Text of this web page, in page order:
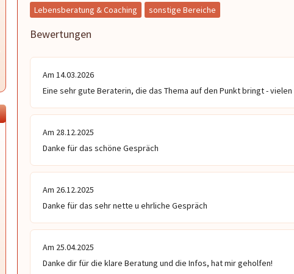
wenn es brennt … ich hoffe die
schwere Zeit ist nun bald vorbei …
ich bleibe im Vertrauen drück dich
schnelle Antwort.👍 Du hast mir
damit sehr geholfen! Die Situation
Lebensberatung & Coaching sonstige Bereiche
Bewertungen
Am 14.03.2026
Eine sehr gute Beraterin, die das Thema auf den Punkt bringt - vielen
Am 28.12.2025
Danke für das schöne Gespräch
Am 26.12.2025
Danke für das sehr nette u ehrliche Gespräch
Am 25.04.2025
Danke dir für die klare Beratung und die Infos, hat mir geholfen!